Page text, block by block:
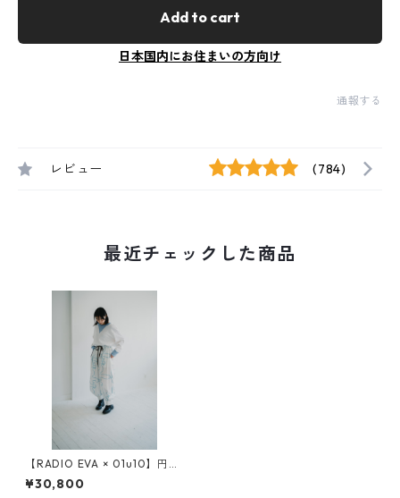
Add to cart
日本国内にお住まいの方向け
通報する
レビュー (784)
最近チェックした商品
【RADIO EVA × 01u10】円環
rope jacquard many many g
ather pants
¥30,800